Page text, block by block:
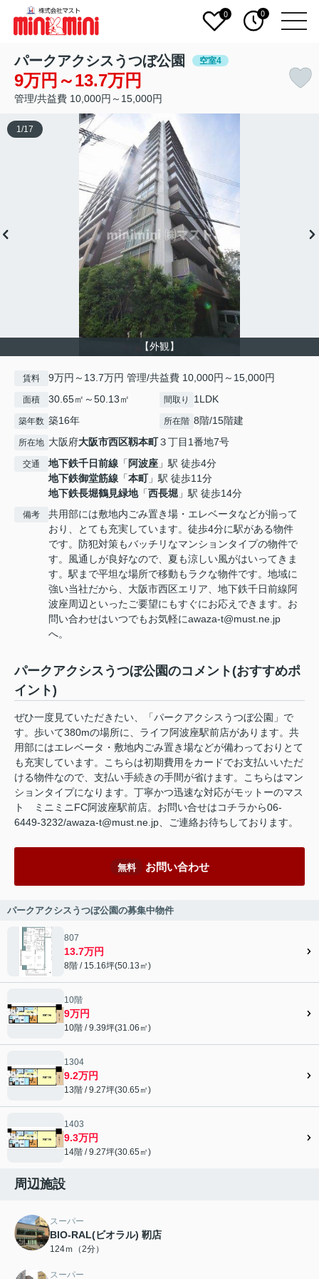
0 0
パークアクシスうつぼ公園 空室4
9万円～13.7万円
管理/共益費 10,000円～15,000円
【外観】
1 /17
賃料 9万円～13.7万円 管理/共益費 10,000円～15,000円
面積 30.65㎡～50.13㎡ 間取り 1LDK
築年数 築16年 所在階 8階/15階建
所在地 大阪府大阪市西区靱本町３丁目1番地7号
交通 地下鉄千日前線 「 阿波座 」駅 徒歩4分
地下鉄御堂筋線 「本町」駅 徒歩11分
地下鉄長堀鶴見緑地「西長堀 」駅 徒歩14分
備考
共用部には敷地内ごみ置き場・エレベータなどが揃って
おり、とても充実しています。徒歩4分に駅がある物件
です。防犯対策もバッチリなマンションタイプの物件で
す。風通しが良好なので、夏も涼しい風がはいってきま
す。駅まで平坦な場所で移動もラクな物件です。地域に
強い当社だから、大阪市西区エリア、地下鉄千日前線阿
波座周辺といったご要望にもすぐにお応えできます。お
問い合わせはいつでもお気軽にawaza-t@must.ne.jp
へ。
パークアクシスうつぼ公園のコメント(おすすめポ
イント)
ぜひ一度見ていただきたい、「パークアクシスうつぼ公園」で
す。歩いて380mの場所に、ライフ阿波座駅前店があります。共
用部にはエレベータ・敷地内ごみ置き場などが備わっておりとて
も充実しています。こちらは初期費用をカードでお支払いいただ
ける物件なので、支払い手続きの手間が省けます。こちらはマン
ションタイプになります。丁寧かつ迅速な対応がモットーのマス
ト ミニミニFC阿波座駅前店。お問い合せはコチラから06-
6449-3232/awaza-t@must.ne.jp、ご連絡お待ちしております。
無料 お問い合わせ
パークアクシスうつぼ公園の募集中物件
807
13.7万円
8階 / 15.16坪(50.13㎡)
10階
9万円
10階 / 9.39坪(31.06㎡)
1304
9.2万円
13階 / 9.27坪(30.65㎡)
1403
9.3万円
14階 / 9.27坪(30.65㎡)
周辺施設
スーパー
BIO-RAL(ビオラル) 靭店
124ｍ（2分）
スーパー